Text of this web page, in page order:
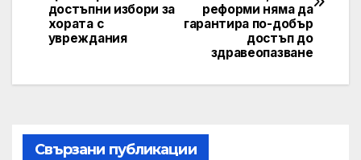
реформи няма да
гарантира по-добър
достъп до
здравеопазване
достъпни избори за
хората с
увреждания
Свързани публикации